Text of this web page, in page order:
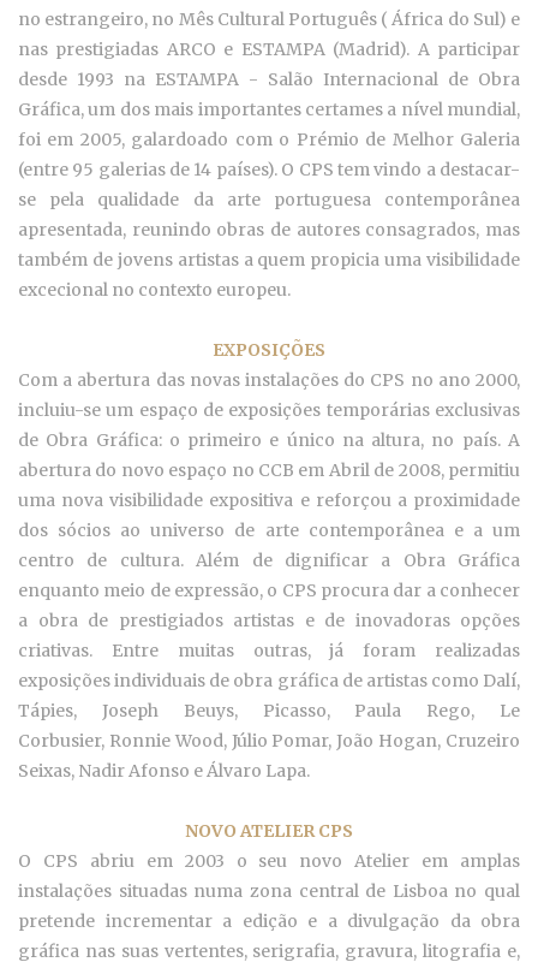
no estrangeiro, no Mês Cultural Português ( África do Sul) e
nas prestigiadas ARCO e ESTAMPA (Madrid). A participar
desde 1993 na ESTAMPA - Salão Internacional de Obra
Gráfica, um dos mais importantes certames a nível mundial,
foi em 2005, galardoado com o Prémio de Melhor Galeria
(entre 95 galerias de 14 países). O CPS tem vindo a destacar-
se pela qualidade da arte portuguesa contemporânea
apresentada, reunindo obras de autores consagrados, mas
também de jovens artistas a quem propicia uma visibilidade
excecional no contexto europeu.
EXPOSIÇÕES
Com a abertura das novas instalações do CPS no ano 2000,
incluiu-se um espaço de exposições temporárias exclusivas
de Obra Gráfica: o primeiro e único na altura, no país. A
abertura do novo espaço no CCB em Abril de 2008, permitiu
uma nova visibilidade expositiva e reforçou a proximidade
dos sócios ao universo de arte contemporânea e a um
centro de cultura. Além de dignificar a Obra Gráfica
enquanto meio de expressão, o CPS procura dar a conhecer
a obra de prestigiados artistas e de inovadoras opções
criativas. Entre muitas outras, já foram realizadas
exposições individuais de obra gráfica de artistas como Dalí,
Tápies, Joseph Beuys, Picasso, Paula Rego, Le
Corbusier, Ronnie Wood, Júlio Pomar, João Hogan, Cruzeiro
Seixas, Nadir Afonso e Álvaro Lapa.
NOVO ATELIER CPS
O CPS abriu em 2003 o seu novo Atelier em amplas
instalações situadas numa zona central de Lisboa no qual
pretende incrementar a edição e a divulgação da obra
gráfica nas suas vertentes, serigrafia, gravura, litografia e,